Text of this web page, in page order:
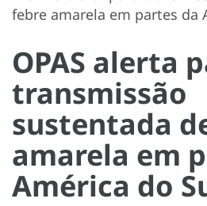
febre amarela em partes da
OPAS alerta
transmissão
sustentada
amarela em
América do